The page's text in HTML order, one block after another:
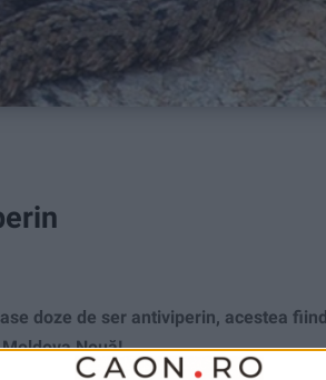
doze de ser antiviperin, acestea fiind
Nouă!